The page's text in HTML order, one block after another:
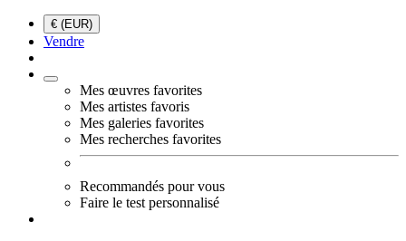
€ (EUR)
Vendre
Mes œuvres favorites
Mes artistes favoris
Mes galeries favorites
Mes recherches favorites
Recommandés pour vous
Faire le test personnalisé